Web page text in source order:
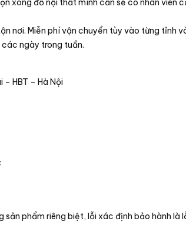
xong đồ nội thất mình cần sẽ có nhân viên
nơi. Miễn phí vận chuyển tùy vào từng tỉnh
ngày trong tuần.
– HBT – Hà Nội
phẩm riêng biệt, lỗi xác định bảo hành là